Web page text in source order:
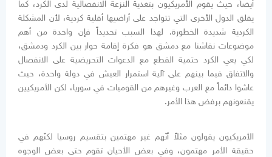
أيضاً، حيث يقوم الأمريكيون بتغذية النزعة الانفصالية لدى الكرد، كما
يقلق الدول الأخرى التي تتواجد على أراضيها أقلية كردية، لأن المشكلة
الكردية شديدة الخطورة. لهذا السبب تحديداً فإن واحدة من أهم
موضوعات نقاشنا مع دمشق هو فكرة إقامة حوار بين الكرد ودمشق،
لكي يعي الكرد حتمية القطع مع الدعوات التحريضية على الانفصال
والاتفاق فيما بينهم على آلية استمرار العيش في دولة واحدة، حيث
عاشوا دائماً مع العرب وغيرهم من القوميات في سوريا، لكن الأمريكيين
يقنعونهم برفض هذا الأمر.
الأمريكيون يقولون مثلاً أنّهم غير مهتمين بتقسيم روسيا لكنّهم في
حقيقة الأمر مهتمون، وفي بعض الأحيان تقوم حتى بعض الوجوه